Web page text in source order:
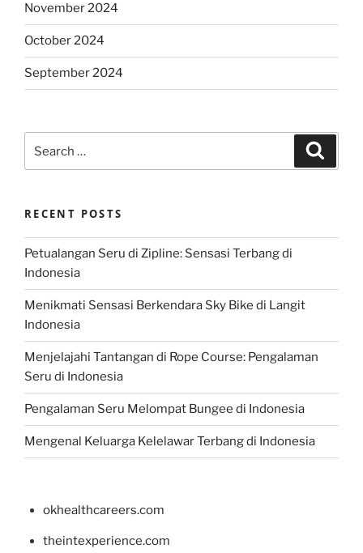
November 2024
October 2024
September 2024
for:
RECENT POSTS
Petualangan Seru di Zipline: Sensasi Terbang di
Indonesia
Menikmati Sensasi Berkendara Sky Bike di Langit
Indonesia
Menjelajahi Tantangan di Rope Course: Pengalaman
Seru di Indonesia
Pengalaman Seru Melompat Bungee di Indonesia
Mengenal Keluarga Kelelawar Terbang di Indonesia
okhealthcareers.com
theintexperience.com